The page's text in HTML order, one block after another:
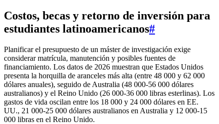
Costos, becas y retorno de inversión para
estudiantes latinoamericanos#
Planificar el presupuesto de un máster de investigación exige
considerar matrícula, manutención y posibles fuentes de
financiamiento. Los datos de 2026 muestran que Estados Unidos
presenta la horquilla de aranceles más alta (entre 48 000 y 62 000
dólares anuales), seguido de Australia (48 000‑56 000 dólares
australianos) y el Reino Unido (26 000‑36 000 libras esterlinas). Los
gastos de vida oscilan entre los 18 000 y 24 000 dólares en EE.
UU., 21 000‑25 000 dólares australianos en Australia y 12 000‑15
000 libras en el Reino Unido.